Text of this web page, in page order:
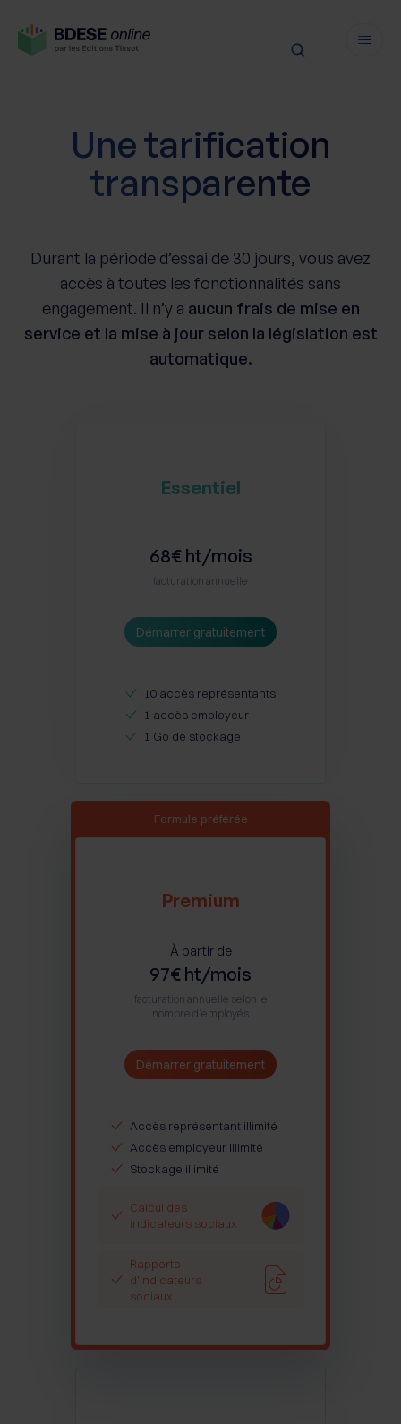
Sécurité
Ressources
Notre newsletter
Nos webinaires
Nos livres blancs
Nos accompagnements
Une tarification
transparente
Durant la période d’essai de 30 jours, vous avez
accès à toutes les fonctionnalités sans
engagement. Il n’y a aucun frais de mise en
service et la mise à jour selon la législation est
automatique.
Essentiel
68€ ht/mois
facturation annuelle
Démarrer gratuitement
10 accès représentants
1 accès employeur
1 Go de stockage
Formule préférée
Premium
À partir de
97€ ht/mois
facturation annuelle selon le
nombre d’employés
Démarrer gratuitement
Accès représentant illimité
Accès employeur illimité
Stockage illimité
Calcul des
indicateurs sociaux
Rapports
d'indicateurs
sociaux